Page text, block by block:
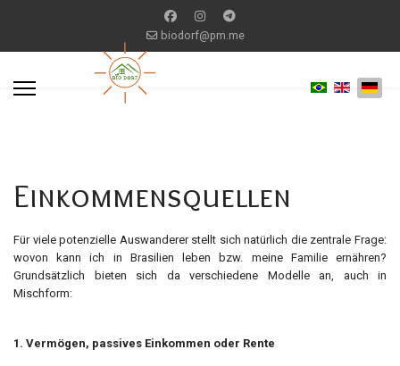
biodorf@pm.me
Einkommensquellen
Für viele potenzielle Auswanderer stellt sich natürlich die zentrale Frage:
wovon kann ich in Brasilien leben bzw. meine Familie ernähren?
Grundsätzlich bieten sich da verschiedene Modelle an, auch in
Mischform:
1. Vermögen, passives Einkommen oder Rente